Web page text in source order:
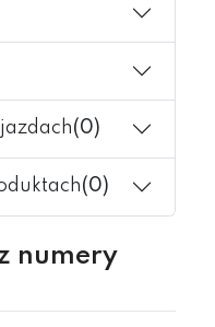
(0)
(0)
numery